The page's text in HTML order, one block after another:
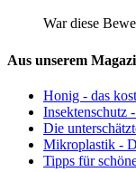
War diese
Aus unserem
Honig - das
Insektenschutz
Die
Mikroplastik -
Tipps für